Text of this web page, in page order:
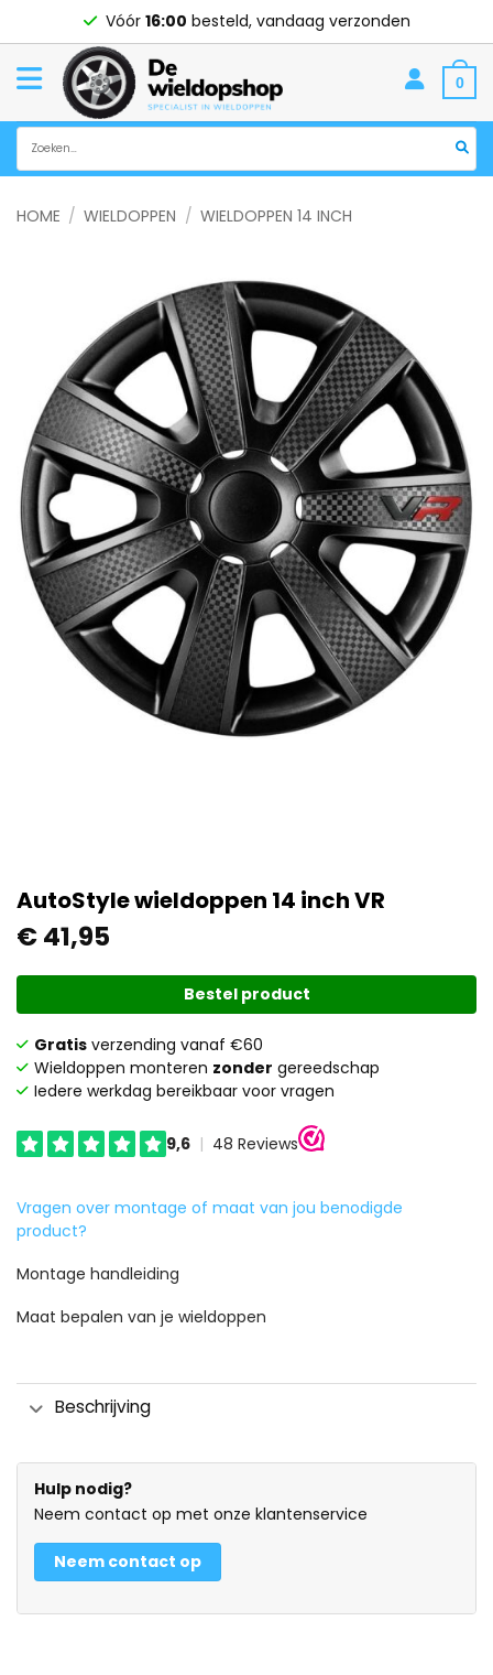
Vóór 16:00 besteld, vandaag verzonden
0
Zoeken
HOME / WIELDOPPEN / WIELDOPPEN 14 INCH
AutoStyle wieldoppen 14 inch VR
€41,95
Bestel product
Gratis verzending vanaf €60
Wieldoppen monteren zonder gereedschap
Iedere werkdag bereikbaar voor vragen
Vragen over montage of maat van jou benodigde
product?
Montage handleiding
Maat bepalen van je wieldoppen
Beschrijving
Hulp nodig?
Neem contact op met onze klantenservice
Neem contact op